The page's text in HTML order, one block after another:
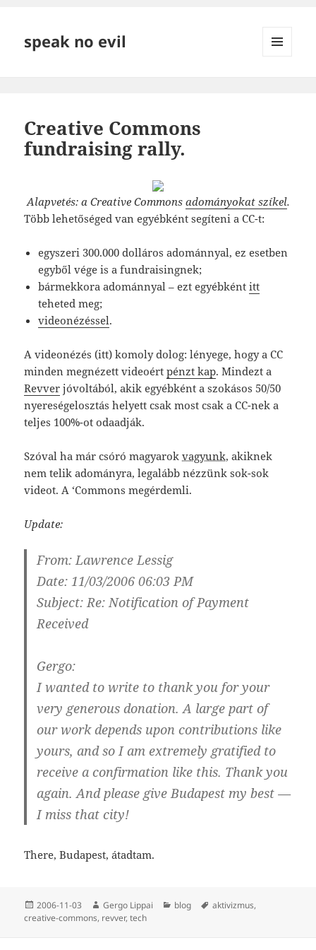
speak no evil
Creative Commons
fundraising rally.
Alapvetés: a Creative Commons adományokat szíkel.
Több lehetőséged van egyébként segíteni a CC-t:
egyszeri 300.000 dolláros adománnyal, ez esetben
egyből vége is a fundraisingnek;
bármekkora adománnyal – ezt egyébkéntitt
teheted meg;
videonézéssel.
A videonézés (itt) komoly dolog: lényege, hogy a CC
minden megnézett videoértpénzt kap. Mindezt a
Revver jóvoltából, akik egyébként a szokásos 50/50
nyereségelosztás helyett csak most csak a CC-nek a
teljes 100%-ot odaadják.
Szóval ha már csóró magyarokvagyunk, akiknek
nem telik adományra, legalább nézzünk sok-sok
videot. A ‘Commons megérdemli.
Update:
From: Lawrence Lessig
Date: 11/03/2006 06:03 PM
Subject: Re: Notification of Payment
Received
Gergo:
I wanted to write to thank you for your
very generous donation. A large part of
our work depends upon contributions like
yours, and so I am extremely gratified to
receive a confirmation like this. Thank you
again. And please give Budapest my best —
I miss that city!
There, Budapest, átadtam.
Közzétéve
2006-11-03 Szerző
Gergo Lippai Kategória
blog Címke
aktivizmus,
creative-commons, revver,tech